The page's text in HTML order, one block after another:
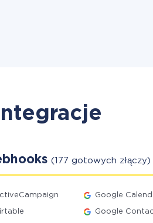
(177 gotowych złączy)
Google
Google